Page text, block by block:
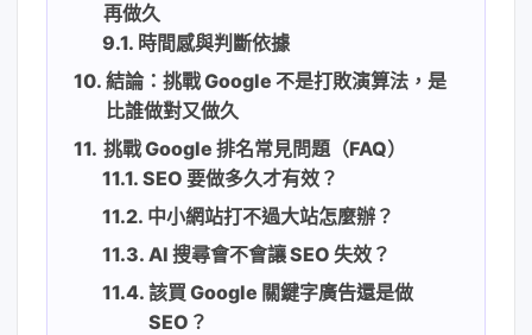
再做久
時間感與判斷依據
結論：挑戰 Google 不是打敗演算法，是
比誰做對又做久
挑戰 Google 排名常見問題（FAQ）
SEO 要做多久才有效？
中小網站打不過大站怎麼辦？
AI 搜尋會不會讓 SEO 失效？
該買 Google 關鍵字廣告還是做
SEO？